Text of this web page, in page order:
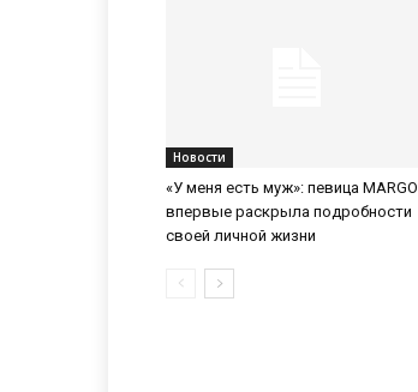
Новости
«У меня есть муж»: певица MARGO
впервые раскрыла подробности
своей личной жизни